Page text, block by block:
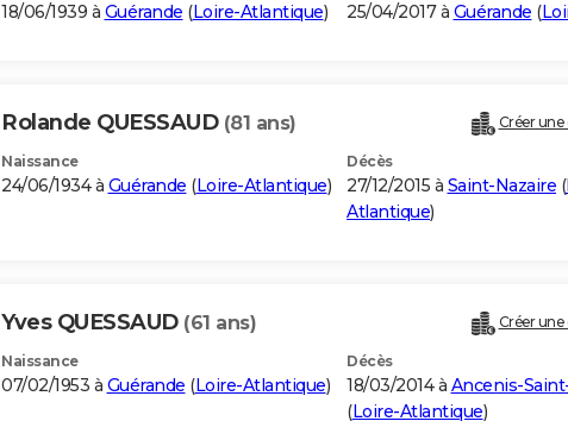
18/06/1939 à Guérande (Loire-Atlantique) 25/04/2017 à Guérande (
Rolande QUESSAUD (81 ans) Créer
Naissance
24/06/1934 à Guérande (Loire-Atlantique)
Décès
27/12/2015 à Saint-Nazaire (
Atlantique)
Yves QUESSAUD (61 ans) Créer
Naissance
07/02/1953 à Guérande (Loire-Atlantique)
Décès
18/03/2014 à Ancenis-
(Loire-Atlantique)